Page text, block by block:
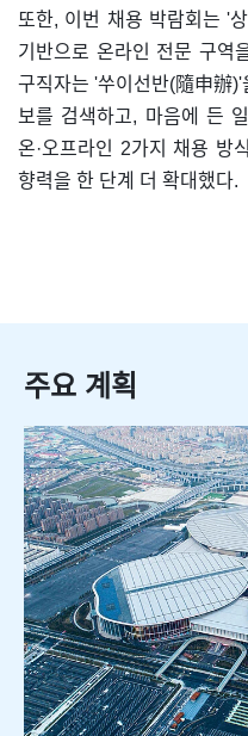
또한, 이번 채용 박람회는 '
기반으로 온라인 전문 구역
구직자는 '쑤이선반(隨申辦)'
보를 검색하고, 마음에 든
온·오프라인 2가지 채용 방
향력을 한 단계 더 확대했다.
주요 계획